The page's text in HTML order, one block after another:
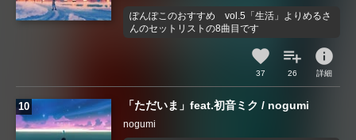
ぽんぽこのおすすめ vol.5「生活」よりめるさ
んのセットリストの8曲目です
37 26
info
詳細
「ただいま」feat.初音ミク / nogumi
nogumi